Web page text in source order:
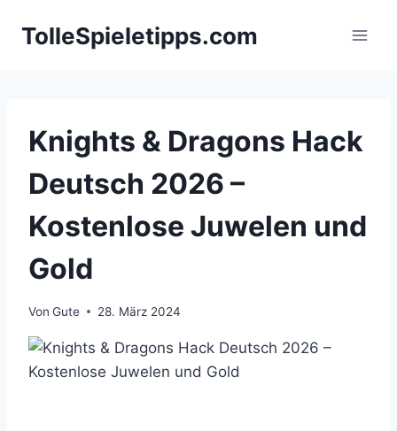
InhaltTolleSpieletipps.com
Knights & Dragons Hack
Deutsch 2026 –
Kostenlose Juwelen und
Gold
Von Gute 28. März 2024